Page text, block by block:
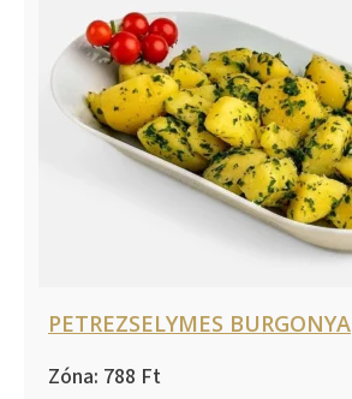
PETREZSELYMES BURGONYA
788